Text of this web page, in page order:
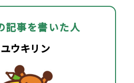
記事を書いた人
ユウキリン